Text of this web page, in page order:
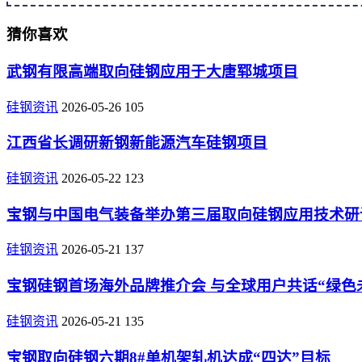
猜你喜欢
武钢有限高端取向硅钢应用于大唐郓城项目
硅钢资讯 2026-05-26 105
江西省长调研新钢新能源汽车硅钢项目
硅钢资讯 2026-05-22 123
宝钢与中国电气装备举办第三届取向硅钢应用技术
硅钢资讯 2026-05-21 137
宝钢硅钢首场海外品牌推介会 与全球用户共话“绿色
硅钢资讯 2026-05-21 135
宝钢取向硅钢六期8#单机架轧机达成“四达”目标